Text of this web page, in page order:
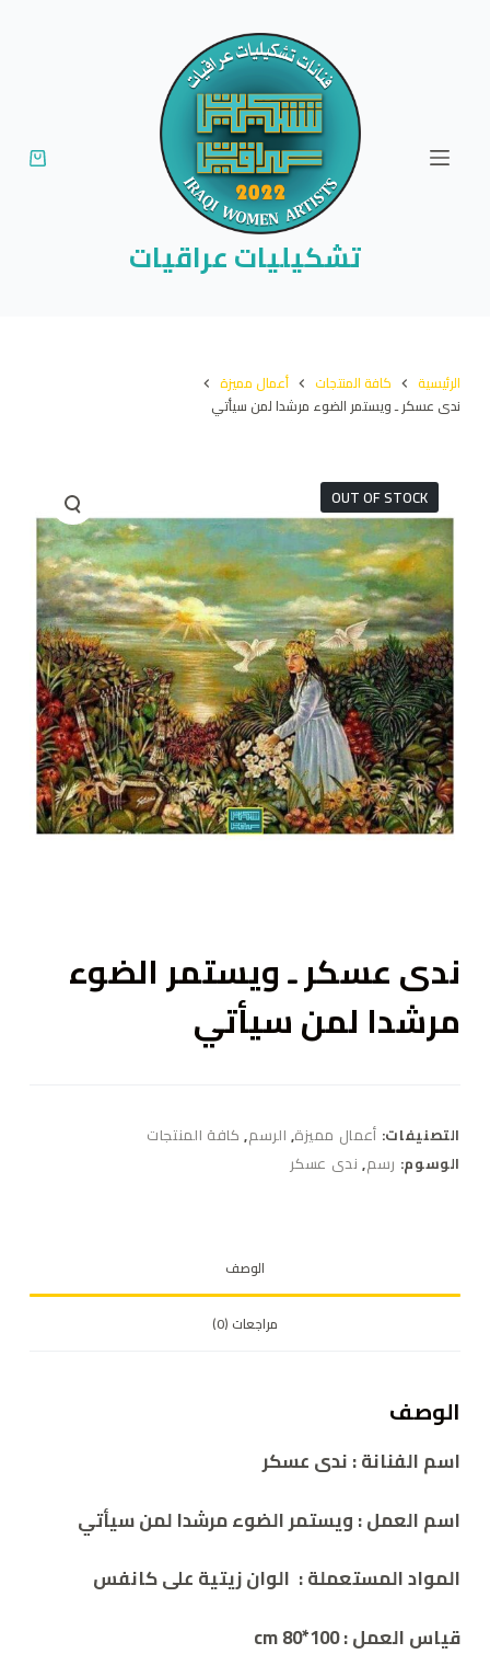
تشكيليات عراقيات
الرئيسية كافة المنتجات
أعمال مميزة
ندى عسكر ـ ويستمر الضوء مرشدا لمن سيأتي
OUT OF STOCK
ندى عسكر ـ ويستمر الضوء
مرشدا لمن سيأتي
التصنيفات: أعمال مميزة, الرسم, كافة المنتجات
الوسوم: رسم, ندى عسكر
الوصف
مراجعات (0)
الوصف
اسم الفنانة : ندى عسكر
اسم العمل : ويستمر الضوء مرشدا لمن سيأتي
المواد المستعملة : الوان زيتية على كانفس
قياس العمل : cm80*100